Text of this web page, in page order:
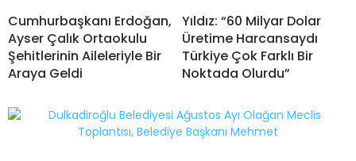
Cumhurbaşkanı Erdoğan,
Ayser Çalık Ortaokulu
Şehitlerinin Aileleriyle Bir
Araya Geldi
Yıldız: “60 Milyar Dolar
Üretime Harcansaydı
Türkiye Çok Farklı Bir
Noktada Olurdu”